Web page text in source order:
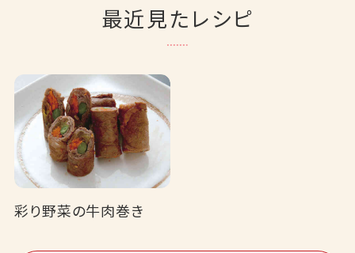
最近見たレシピ
彩り野菜の牛肉巻き